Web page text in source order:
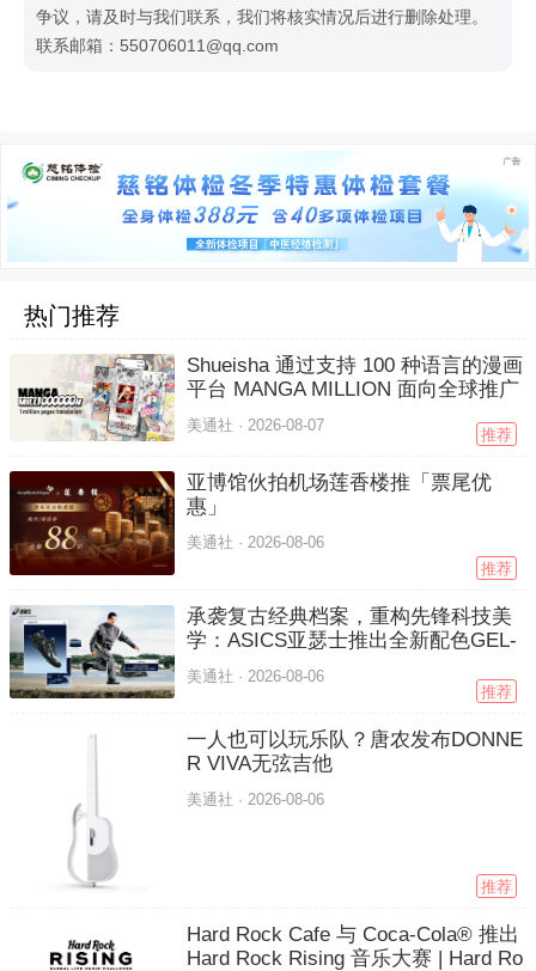
争议，请及时与我们联系，我们将核实情况后进行删除处理。
联系邮箱：550706011@qq.com
热门推荐
Shueisha 通过支持 100 种语言的漫画
平台 MANGA MILLION 面向全球推广
美通社 ·2026-08-07 推荐
亚博馆伙拍机场莲香楼推「票尾优
惠」
美通社 · 2026-08-06
推荐
承袭复古经典档案，重构先锋科技美
学：ASICS亚瑟士推出全新配色GEL-
NYC 2.0
美通社 ·2026-08-06
推荐
一人也可以玩乐队？唐农发布DONNE
R VIVA无弦吉他
美通社 ·2026-08-06
推荐
Hard Rock Cafe 与 Coca-Cola® 推出
Hard Rock Rising 音乐大赛 | Hard Ro